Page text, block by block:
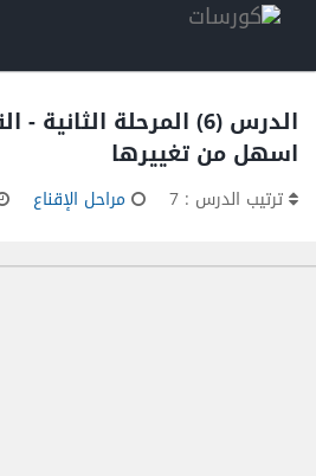
الدرس (6) المرحلة
اسهل من تغييرها
ترتيب الدرس : 7 مراحل الإقناع